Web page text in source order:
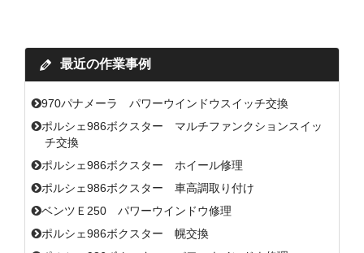
最近の作業事例
970パナメーラ パワーウインドウスイッチ交換
ポルシェ986ボクスター マルチファンクションスイッ
チ交換
ポルシェ986ボクスター ホイール修理
ポルシェ986ボクスター 車高調取り付け
ベンツＥ250 パワーウインドウ修理
ポルシェ986ボクスター 幌交換